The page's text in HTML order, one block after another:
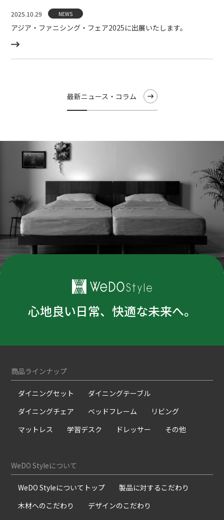
2025.10.29 NEWS
アジア・ファニシング・フェア2025に出展いたします。
最新ニュース・コラム
心地良い日常、快適な未来へ。
商品ラインナップ
ダイニングセット
ダイニングテーブル
ダイニングチェア
ベッドフレーム
リビング
マットレス
学習デスク ドレッサー その他
WeDO Styleについて
WeDO Styleについてトップ
製品に対するこだわり
木材へのこだわり
デザインのこだわり